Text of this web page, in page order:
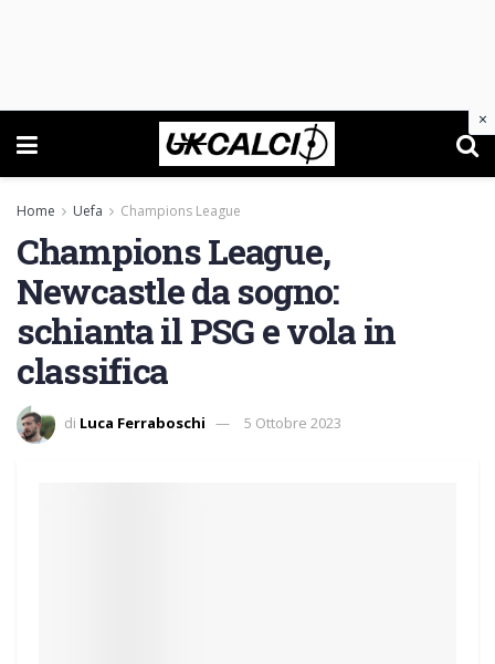
Home Uefa Champions League
Champions League,
Newcastle da sogno:
schianta il PSG e vola in
classifica
di Luca Ferraboschi 5 Ottobre 2023
×